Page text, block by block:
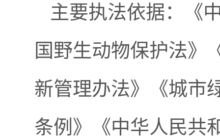
主要执法依据：《
国野生动物保护法》
新管理办法》《城市
条例》《中华人民共